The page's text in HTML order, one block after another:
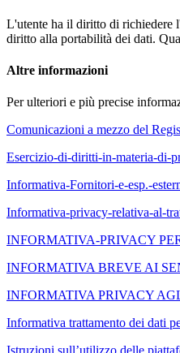
L'utente ha il diritto di richiedere
diritto alla portabilità dei dati.
Altre informazioni
Per ulteriori e più precise
Comunicazioni a mezzo del
Esercizio-di-diritti-in-materia-di-
Informativa-Fornitori-e-esp.-
Informativa-privacy-relativa-al-
INFORMATIVA-PRIVACY
INFORMATIVA BREVE AI
INFORMATIVA PRIVACY
Informativa trattamento dei dati